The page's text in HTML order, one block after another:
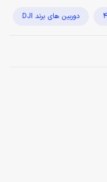
دوربین های برند DJI